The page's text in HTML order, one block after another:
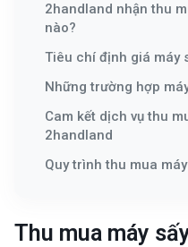
2handland nhận thu
nào?
Tiêu chí định giá máy
Những trường hợp
Cam kết dịch vụ thu
2handland
Quy trình thu mua
Thu mua máy